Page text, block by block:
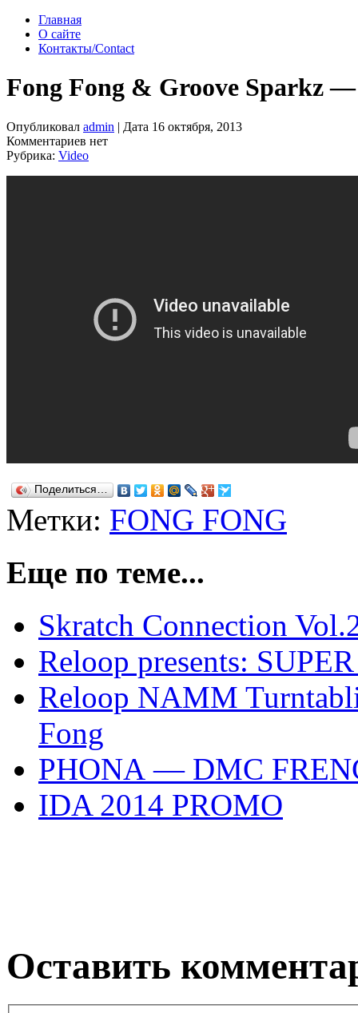
Главная
О сайте
Контакты/Contact
Fong Fong & Groove Sparkz —
Опубликовал admin | Дата 16 октября, 2013
Комментариев нет
Рубрика: Video
Поделиться…
Метки: FONG FONG
Еще по теме...
Skratch Connection
Reloop presents:
Reloop NAMM
Fong
PHONA — DMC
IDA 2014 PROMO
Оставить